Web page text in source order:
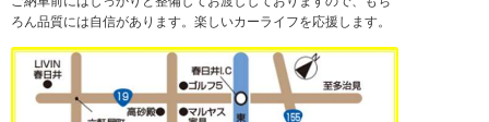
ろん品質には自信があります。楽しいカーライフを応援します。